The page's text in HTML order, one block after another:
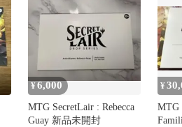
¥6,000
MTG SecretLair : Rebecca
Guay 新品未開封
¥
MTG